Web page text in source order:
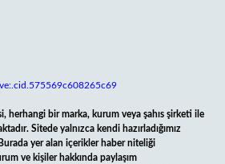
herhangi bir marka, kurum veya şahıs şirketi ile
Sitede yalnızca kendi hazırladığımız
yer alan içerikler haber niteliği
ve kişiler hakkında paylaşım